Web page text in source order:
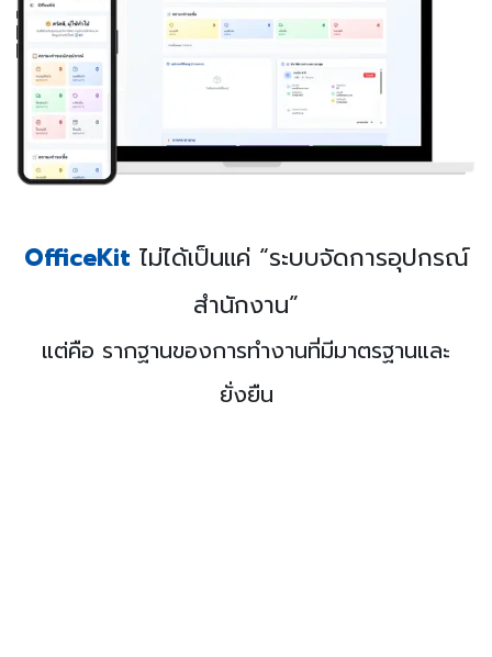
OfficeKit ไม่ได้เป็นแค่ “ระบบจัดการอุปกรณ์
สำนักงาน”
แต่คือ รากฐานของการทำงานที่มีมาตรฐานและ
ยั่งยืน